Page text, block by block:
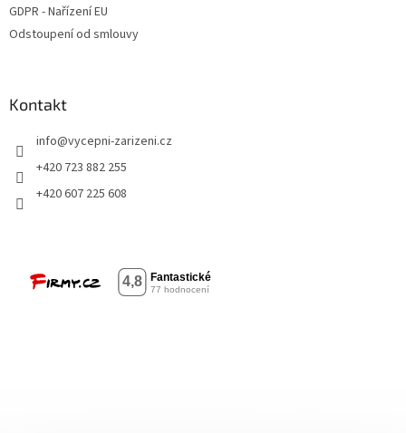
GDPR - Nařízení EU
Odstoupení od smlouvy
Kontakt
info@vycepni-zarizeni.cz
+420 723 882 255
+420 607 225 608